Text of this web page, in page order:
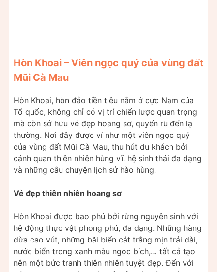
Hòn Khoai – Viên ngọc quý của vùng đất
Mũi Cà Mau
Hòn Khoai, hòn đảo tiền tiêu nằm ở cực Nam của
Tổ quốc, không chỉ có vị trí chiến lược quan trọng
mà còn sở hữu vẻ đẹp hoang sơ, quyến rũ đến lạ
thường. Nơi đây được ví như một viên ngọc quý
của vùng đất Mũi Cà Mau, thu hút du khách bởi
cảnh quan thiên nhiên hùng vĩ, hệ sinh thái đa dạng
và những câu chuyện lịch sử hào hùng.
Vẻ đẹp thiên nhiên hoang sơ
Hòn Khoai được bao phủ bởi rừng nguyên sinh với
hệ động thực vật phong phú, đa dạng. Những hàng
dừa cao vút, những bãi biển cát trắng mịn trải dài,
nước biển trong xanh màu ngọc bích,… tất cả tạo
nên một bức tranh thiên nhiên tuyệt đẹp. Đến với